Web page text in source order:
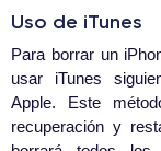
Uso de iTunes
Para borrar un
usar iTunes
Apple. Este
recuperación y